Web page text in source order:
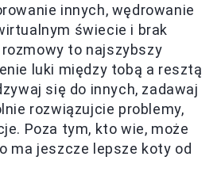
innych, wędrowanie
świecie i brak
to najszybszy
luki między tobą a resztą
się do innych, zadawaj
rozwiązujcie problemy,
Poza tym, kto wie, może
ma jeszcze lepsze koty od